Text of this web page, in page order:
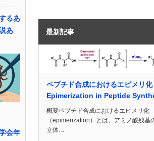
るあ
あ
会年
最新記事
ペプチド合成におけるエピメリ化
Epimerization in Peptide
概要ペプチド合成におけるエピメリ化
（epimerization）とは、アミノ酸残基
立体…